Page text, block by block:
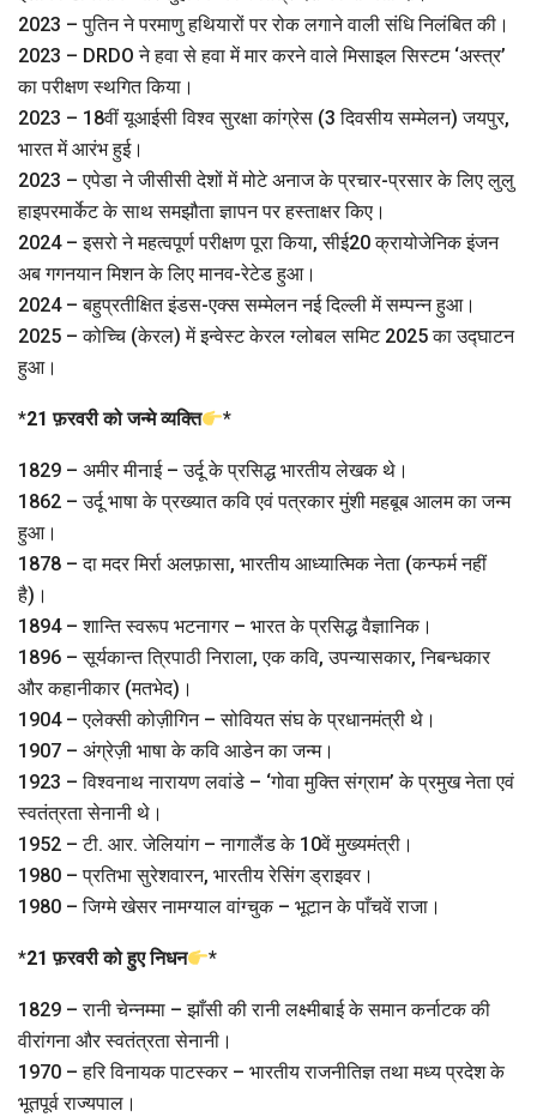
2023 – पुतिन ने परमाणु हथियारों पर रोक लगाने वाली संधि निलंबित की।
2023 – DRDO ने हवा से हवा में मार करने वाले मिसाइल सिस्टम ‘अस्त्र’
का परीक्षण स्थगित किया।
2023 – 18वीं यूआईसी विश्व सुरक्षा कांग्रेस (3 दिवसीय सम्मेलन) जयपुर,
भारत में आरंभ हुई।
2023 – एपेडा ने जीसीसी देशों में मोटे अनाज के प्रचार-प्रसार के लिए लुलु
हाइपरमार्केट के साथ समझौता ज्ञापन पर हस्ताक्षर किए।
2024 – इसरो ने महत्वपूर्ण परीक्षण पूरा किया, सीई20 क्रायोजेनिक इंजन
अब गगनयान मिशन के लिए मानव-रेटेड हुआ।
2024 – बहुप्रतीक्षित इंडस-एक्स सम्मेलन नई दिल्ली में सम्पन्न हुआ।
2025 – कोच्चि (केरल) में इन्वेस्ट केरल ग्लोबल समिट 2025 का उद्घाटन
हुआ।
*21 फ़रवरी को जन्मे व्यक्ति *
1829 – अमीर मीनाई – उर्दू के प्रसिद्ध भारतीय लेखक थे।
1862 – उर्दू भाषा के प्रख्यात कवि एवं पत्रकार मुंशी महबूब आलम का जन्म
हुआ।
1878 – दा मदर मिर्रा अलफ़ासा, भारतीय आध्यात्मिक नेता (कन्फर्म नहीं
है)।
1894 – शान्ति स्वरूप भटनागर – भारत के प्रसिद्ध वैज्ञानिक।
1896 – सूर्यकान्त त्रिपाठी निराला, एक कवि, उपन्यासकार, निबन्धकार
और कहानीकार (मतभेद)।
1904 – एलेक्सी कोज़ीगिन – सोवियत संघ के प्रधानमंत्री थे।
1907 – अंग्रेज़ी भाषा के कवि आडेन का जन्म।
1923 – विश्वनाथ नारायण लवांडे – ‘गोवा मुक्ति संग्राम’ के प्रमुख नेता एवं
स्वतंत्रता सेनानी थे।
1952 – टी. आर. जेलियांग – नागालैंड के 10वें मुख्यमंत्री।
1980 – प्रतिभा सुरेशवारन, भारतीय रेसिंग ड्राइवर।
1980 – जिग्मे खेसर नामग्याल वांग्चुक – भूटान के पाँचवें राजा।
*21 फ़रवरी को हुए निधन *
1829 – रानी चेन्नम्मा – झाँसी की रानी लक्ष्मीबाई के समान कर्नाटक की
वीरांगना और स्वतंत्रता सेनानी।
1970 – हरि विनायक पाटस्कर – भारतीय राजनीतिज्ञ तथा मध्य प्रदेश के
भूतपूर्व राज्यपाल।